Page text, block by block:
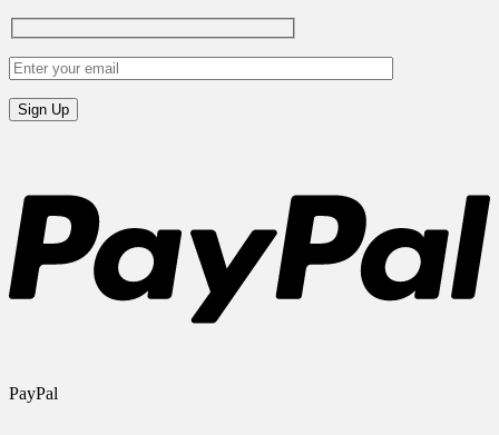
PayPal